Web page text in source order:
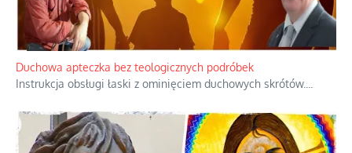
Duchowa apteczka bez teologicznych podróbek
Instrukcja obsługi łaski z ominięciem duchowych skrótów.